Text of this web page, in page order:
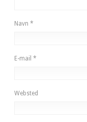
Navn *
E-mail *
Websted